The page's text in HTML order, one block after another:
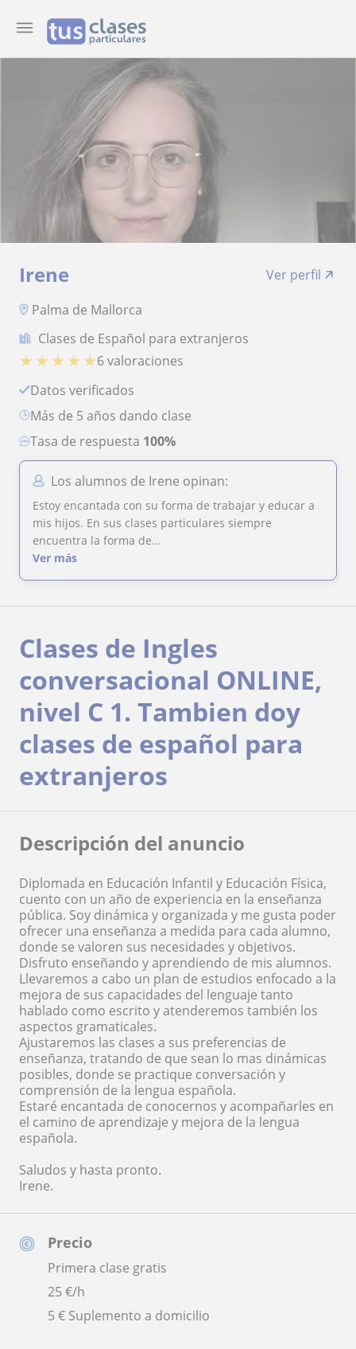
Irene
Ver perfil
Palma de Mallorca
Clases de Español para extranjeros
★ ★ ★ ★ ★6 valoraciones
Datos verificados
más de 5 años dando clase
Tasa de respuesta 100%
Los alumnos de Irene opinan:
Estoy encantada con su forma de trabajar y educar a
mis hijos. En sus clases particulares siempre
encuentra la forma de...
Ver más
Precio
Primera clase gratis
25€/h
5 € Suplemento a domicilio
Clases de Ingles
conversacional ONLINE,
nivel C 1. Tambien doy
clases de español para
extranjeros
Descripción del anuncio
Diplomada en Educación Infantil y Educación Física,
cuento con un año de experiencia en la enseñanza
pública. Soy dinámica y organizada y me gusta poder
ofrecer una enseñanza a medida para cada alumno,
donde se valoren sus necesidades y objetivos.
Disfruto enseñando y aprendiendo de mis alumnos.
Llevaremos a cabo un plan de estudios enfocado a la
mejora de sus capacidades del lenguaje tanto
hablado como escrito y atenderemos también los
aspectos gramaticales.
Ajustaremos las clases a sus preferencias de
enseñanza, tratando de que sean lo mas dinámicas
posibles, donde se practique conversación y
comprensión de la lengua española.
Estaré encantada de conocernos y acompañarles en
el camino de aprendizaje y mejora de la lengua
española.
Saludos y hasta pronto.
Irene.